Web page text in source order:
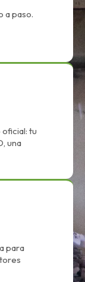
a paso.
tu
una
para